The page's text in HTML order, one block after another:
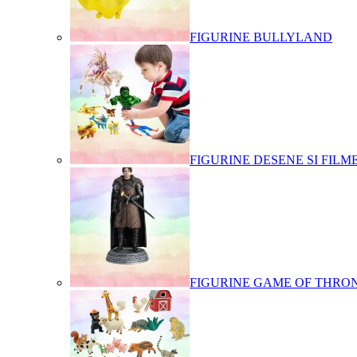
FIGURINE BULLYLAND
FIGURINE DESENE SI
FIGURINE GAME OF